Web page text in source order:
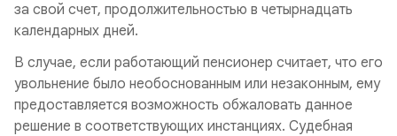
за свой счет, продолжительностью в четырнадцать
календарных дней.
В случае, если работающий пенсионер считает, что его
увольнение было необоснованным или незаконным, ему
предоставляется возможность обжаловать данное
решение в соответствующих инстанциях. Судебная